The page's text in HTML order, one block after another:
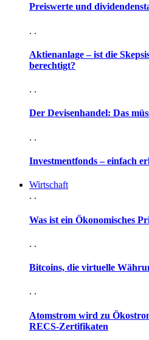
Preiswerte und
. .
Aktienanlage – ist die
berechtigt?
. .
Der Devisenhandel: Das
. .
Investmentfonds – einfach
Wirtschaft
. .
Was ist ein Ökonomisches
. .
Bitcoins, die virtuelle
. .
Atomstrom wird zu
RECS-Zertifikaten